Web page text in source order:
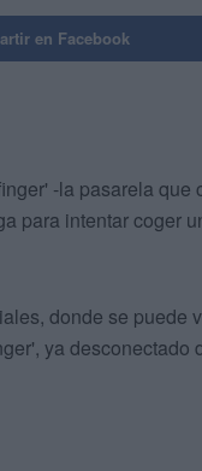
en Facebook
-la pasarela que
para intentar coger
donde se puede
ya desconectado